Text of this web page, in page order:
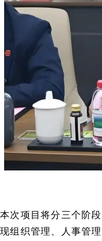
本次项目将分三个阶
现组织管理、人事管